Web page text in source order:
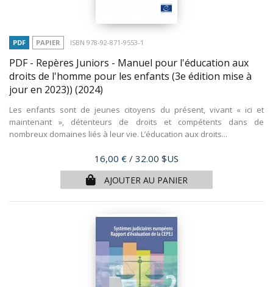
PDF PAPIER ISBN 978-92-871-9553-1
PDF - Repères Juniors - Manuel pour l'éducation aux
droits de l'homme pour les enfants (3e édition mise à
jour en 2023)) (2024)
Les enfants sont de jeunes citoyens du présent, vivant « ici et
maintenant », détenteurs de droits et compétents dans de
nombreux domaines liés à leur vie. L’éducation aux droits...
Prix
16,00 € / 32.00 $US
AJOUTER AU PANIER